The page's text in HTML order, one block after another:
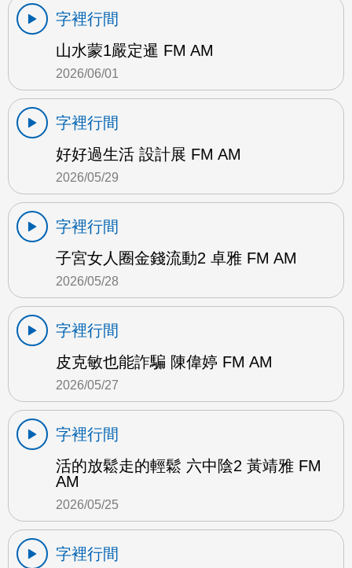
字裡行間
山水蒙1嚴定暹 FM AM
2026/06/01
字裡行間
好好過生活 設計展 FM AM
2026/05/29
字裡行間
子宮女人圈金錢流動2 卓雅 FM AM
2026/05/28
字裡行間
皮克敏也能詐騙 陳偉婷 FM AM
2026/05/27
字裡行間
活的放鬆走的輕鬆 六中陰2 黃靖雅 FM
AM
2026/05/25
字裡行間